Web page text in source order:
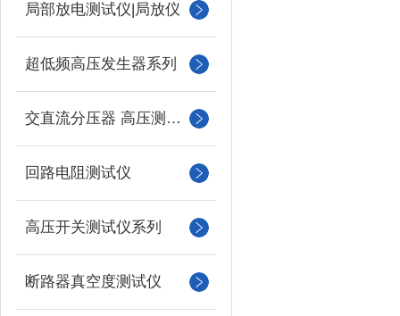
局部放电测试仪|局放仪
超低频高压发生器系列
交直流分压器 高压测量仪
回路电阻测试仪
高压开关测试仪系列
断路器真空度测试仪